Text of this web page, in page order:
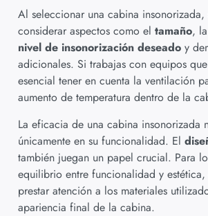
Al seleccionar una cabina insonorizada,
considerar aspectos como el tamaño, la
nivel de insonorización deseado y
adicionales. Si trabajas con equipos
esencial tener en cuenta la ventilación
aumento de temperatura dentro de la
La eficacia de una cabina insonorizada
únicamente en su funcionalidad. El
también juegan un papel crucial. Para
equilibrio entre funcionalidad y estética,
prestar atención a los materiales
apariencia final de la cabina.